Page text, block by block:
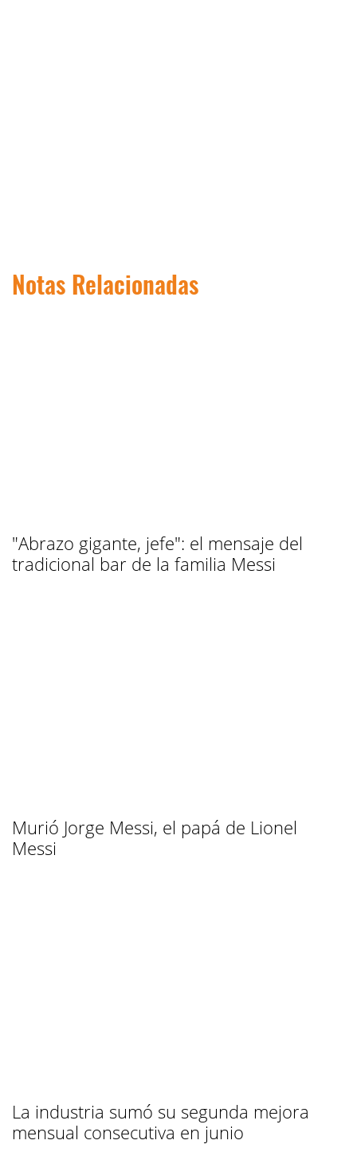
Notas Relacionadas
"Abrazo gigante, jefe": el mensaje del
tradicional bar de la familia Messi
Murió Jorge Messi, el papá de Lionel
Messi
La industria sumó su segunda mejora
mensual consecutiva en junio